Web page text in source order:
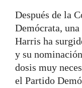
Después de la
Demócrata,
Harris ha
y su
dosis muy
el Partido